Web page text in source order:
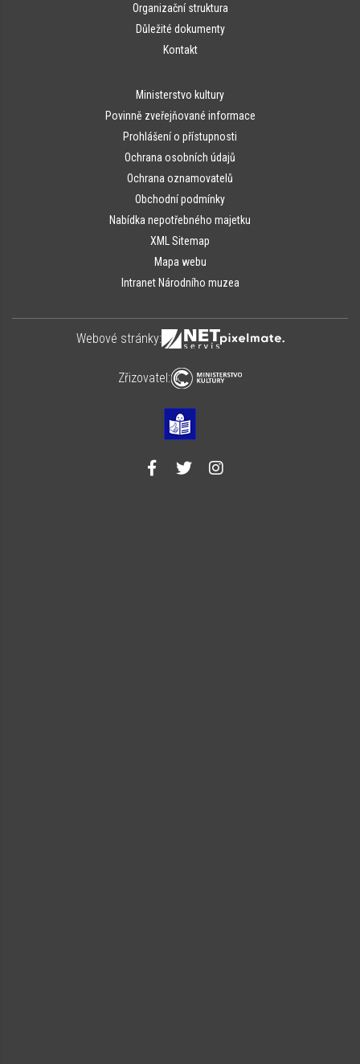
Organizační struktura
Důležité dokumenty
Kontakt
Ministerstvo kultury
Povinně zveřejňované informace
Prohlášení o přístupnosti
Ochrana osobních údajů
Ochrana oznamovatelů
Obchodní podmínky
Nabídka nepotřebného majetku
XML Sitemap
Mapa webu
Intranet Národního muzea
Webové stránky:
Zřizovatel: